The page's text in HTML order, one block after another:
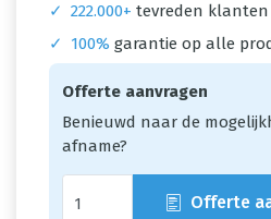
✓ 222.000+ tevreden klanten
✓
100% garantie op alle
Offerte aanvragen
Benieuwd naar de
afname?
Offerte